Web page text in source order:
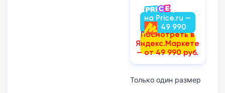
Посмотреть
на Price.ru —
от 49 990
руб.
Посмотреть в
Яндекс.Маркете
— от 49 990 руб.
Только один размер